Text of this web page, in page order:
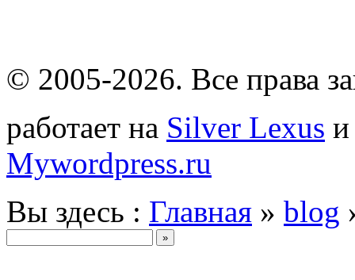
© 2005-2026. Все права
работает на Silver Lexus
Mywordpress.ru
Вы здесь : Главная » blog